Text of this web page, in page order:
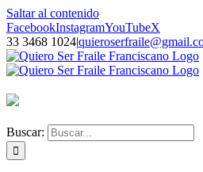
Saltar al contenido
FacebookInstagramYouTubeX
33 3468 1024|
Buscar: